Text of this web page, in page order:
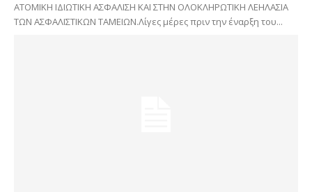
ΑΤΟΜΙΚΗ ΙΔΙΩΤΙΚΗ ΑΣΦΑΛΙΣΗ ΚΑΙ ΣΤΗΝ ΟΛΟΚΛΗΡΩΤΙΚΗ ΛΕΗΛΑΣΙΑ
ΤΩΝ ΑΣΦΑΛΙΣΤΙΚΩΝ ΤΑΜΕΙΩΝ.Λίγες μέρες πριν την έναρξη του...